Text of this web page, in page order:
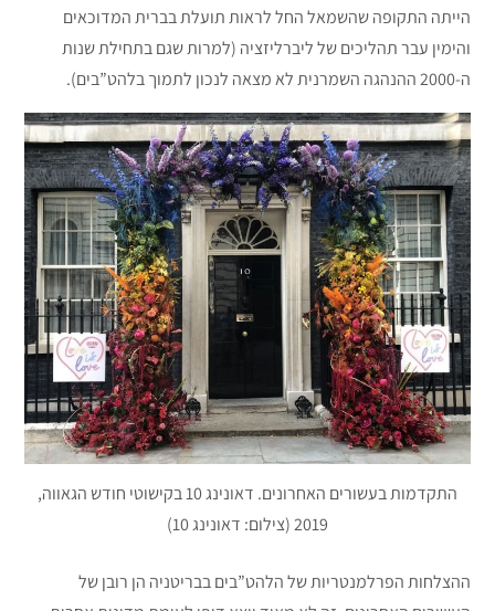
הייתה התקופה שהשמאל החל לראות תועלת בברית המדוכאים
והימין עבר תהליכים של ליברליזציה (למרות שגם בתחילת שנות
ה-2000 ההנהגה השמרנית לא מצאה לנכון לתמוך בלהט”בים).
התקדמות בעשורים האחרונים. דאונינג 10 בקישוטי חודש הגאווה,
2019 (צילום: דאונינג 10)
ההצלחות הפרלמנטריות של הלהט”בים בבריטניה הן רובן של